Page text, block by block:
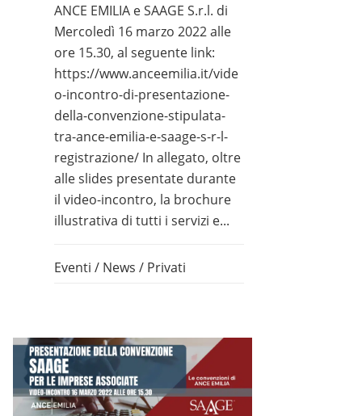
ANCE EMILIA e SAAGE S.r.l. di
Mercoledì 16 marzo 2022 alle
ore 15.30, al seguente link:
https://www.anceemilia.it/vide
o-incontro-di-presentazione-
della-convenzione-stipulata-
tra-ance-emilia-e-saage-s-r-l-
registrazione/ In allegato, oltre
alle slides presentate durante
il video-incontro, la brochure
illustrativa di tutti i servizi e...
Eventi / News / Privati